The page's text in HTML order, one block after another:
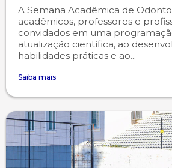
A Semana Acadêmica de
acadêmicos, professores e
convidados em uma
atualização científica, ao
habilidades práticas e ao...
Saiba mais